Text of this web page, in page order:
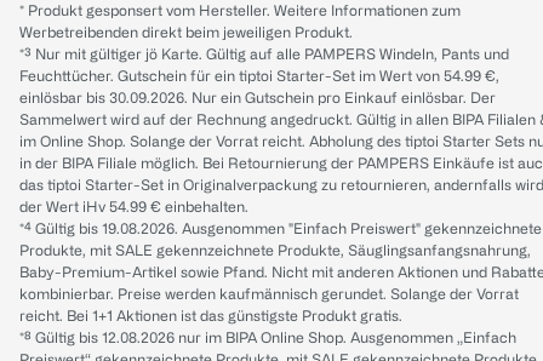
* Produkt gesponsert vom Hersteller. Weitere Informationen zum
Werbetreibenden direkt beim jeweiligen Produkt.
*³ Nur mit gültiger jö Karte. Gültig auf alle PAMPERS Windeln, Pants und
Feuchttücher. Gutschein für ein tiptoi Starter-Set im Wert von 54.99 €,
einlösbar bis 30.09.2026. Nur ein Gutschein pro Einkauf einlösbar. Der
Sammelwert wird auf der Rechnung angedruckt. Gültig in allen BIPA Filialen
im Online Shop. Solange der Vorrat reicht. Abholung des tiptoi Starter Sets
in der BIPA Filiale möglich. Bei Retournierung der PAMPERS Einkäufe ist
das tiptoi Starter-Set in Originalverpackung zu retournieren, andernfalls wird
der Wert iHv 54.99 € einbehalten.
*⁴ Gültig bis 19.08.2026. Ausgenommen "Einfach Preiswert" gekennzeichnete
Produkte, mit SALE gekennzeichnete Produkte, Säuglingsanfangsnahrung,
Baby-Premium-Artikel sowie Pfand. Nicht mit anderen Aktionen und
kombinierbar. Preise werden kaufmännisch gerundet. Solange der Vorrat
reicht. Bei 1+1 Aktionen ist das günstigste Produkt gratis.
*⁸ Gültig bis 12.08.2026 nur im BIPA Online Shop. Ausgenommen „Einfach